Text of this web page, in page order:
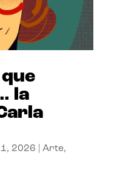
la
2026 Arte,